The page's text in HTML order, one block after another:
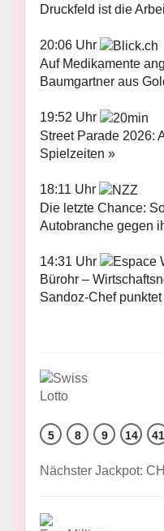
Druckfeld ist die
20:06 Uhr
Auf Medikamente
Baumgartner aus
19:52 Uhr
Street Parade 2026:
Spielzeiten »
18:11 Uhr
Die letzte Chance:
Autobranche gegen
14:31 Uhr
Bürohr –
Sandoz-Chef punktet
5 8 9 14 41
Nächster Jackpot: